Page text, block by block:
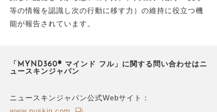
等の情報を認識し次の行動に移す力）の維持に役立つ機
能が報告されています。
「MYND360® マインド フル」に関する問い合わせはニ
ュースキンジャパン
ニュースキンジャパン公式Webサイト：